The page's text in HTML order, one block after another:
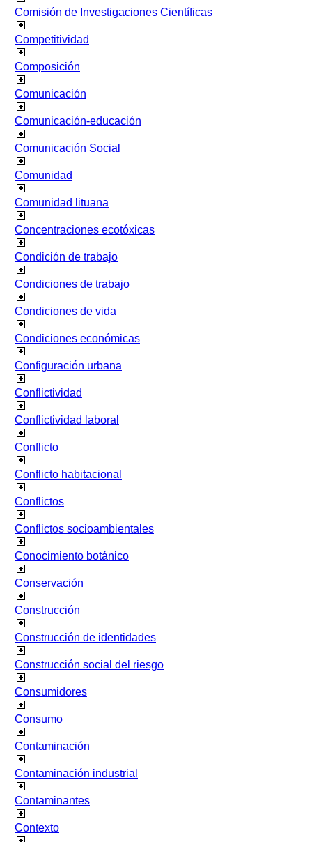
Comisión de Investigaciones Científicas
Competitividad
Composición
Comunicación
Comunicación-educación
Comunicación Social
Comunidad
Comunidad lituana
Concentraciones ecotóxicas
Condición de trabajo
Condiciones de trabajo
Condiciones de vida
Condiciones económicas
Configuración urbana
Conflictividad
Conflictividad laboral
Conflicto
Conflicto habitacional
Conflictos
Conflictos socioambientales
Conocimiento botánico
Conservación
Construcción
Construcción de identidades
Construcción social del riesgo
Consumidores
Consumo
Contaminación
Contaminación industrial
Contaminantes
Contexto